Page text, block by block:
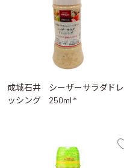
成城石井 シーザーサラダドレ
ッシング 250ml *